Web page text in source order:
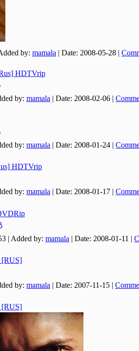
by: mamala | Date: 2008-05-28 |
HDTVrip
by: mamala | Date: 2008-02-06 |
by: mamala | Date: 2008-01-24 |
HDTVrip
by: mamala | Date: 2008-01-17 |
| Added by: mamala | Date: 2008-01-11 |
[RUS]
by: mamala | Date: 2007-11-15 |
[RUS]